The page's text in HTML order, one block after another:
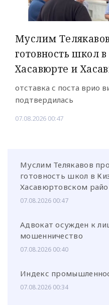
Муслим
готовность школ
Хасавюрте и
отставка с поста врио
подтвердилась
07.08.2026 00:47
Муслим Телякавов
готовность школ в
Хасавюртовском
07.08.2026 00:47
Адвокат осужден к
мошенничество
07.08.2026 00:40
Индекс
07.08.2026 00:34